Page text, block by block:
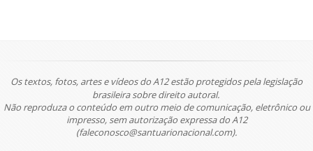
Os textos, fotos, artes e vídeos do A12 estão protegidos pela legislação
brasileira sobre direito autoral.
Não reproduza o conteúdo em outro meio de comunicação, eletrônico ou
impresso, sem autorização expressa do A12
(faleconosco@santuarionacional.com).